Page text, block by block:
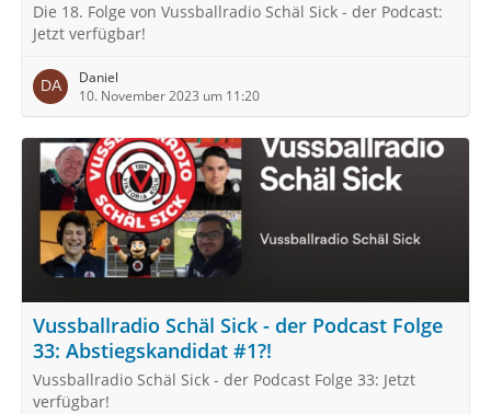
Die 18. Folge von Vussballradio Schäl Sick - der Podcast:
Jetzt verfügbar!
Daniel
10. November 2023 um 11:20
Vussballradio Schäl Sick - der Podcast Folge
33: Abstiegskandidat #1?!
Vussballradio Schäl Sick - der Podcast Folge 33: Jetzt
verfügbar!